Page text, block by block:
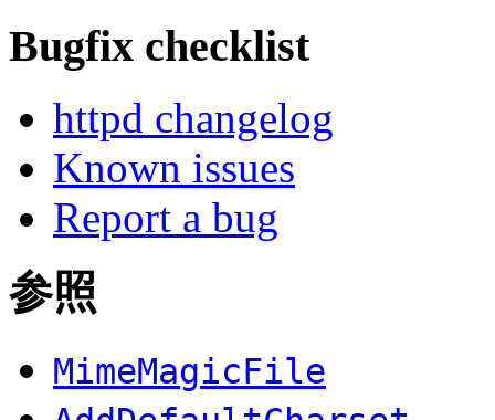
Bugfix checklist
httpd changelog
Known issues
Report a bug
参照
MimeMagicFile